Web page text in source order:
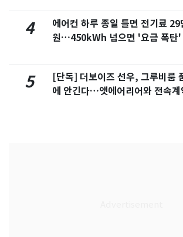
4
에어컨 하루 종일 틀면 전기료 29
원…450kWh 넘으면 '요금 폭탄'
5
[단독] 더보이즈 선우, 그루비룸
에 안긴다…앳에어리어와 전속계